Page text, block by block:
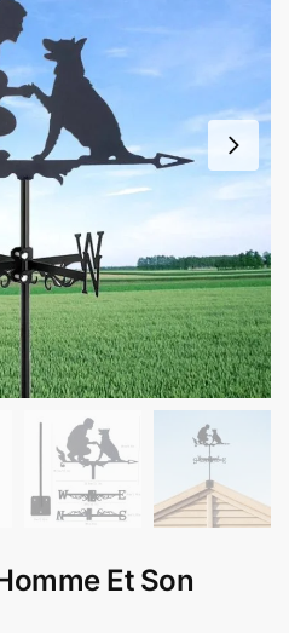
Et Son